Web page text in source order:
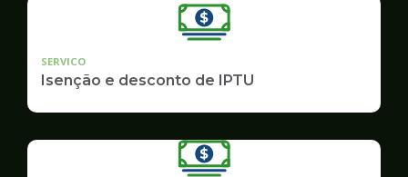
SERVICO
Isenção e desconto de IPTU